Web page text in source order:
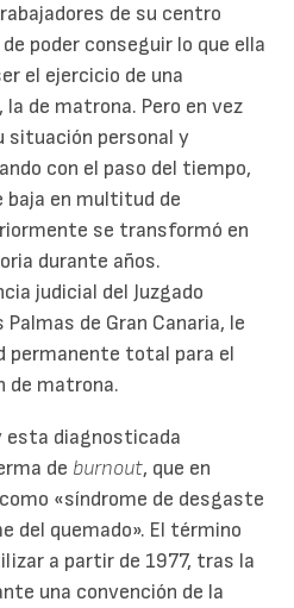
de su centro
poder conseguir lo que ella
el ejercicio de una
de matrona. Pero en vez
situación personal y
con el paso del tiempo,
baja en multitud de
se transformó en
durante años.
judicial del Juzgado
de Gran Canaria, le
permanente total para el
de matrona.
esta diagnosticada
de burnout, que en
«síndrome de desgaste
del quemado». El término
a partir de 1977, tras la
una convención de la